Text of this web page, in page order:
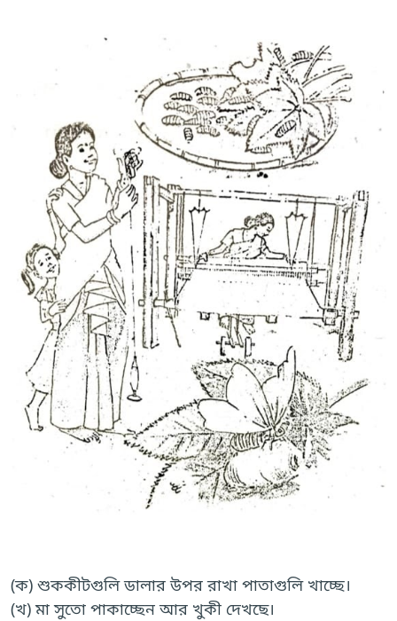
(ক) শুককীটগুলি ডালার উপর রাখা পাতাগুলি খাচ্ছে।
(খ) মা সুতো পাকাচ্ছেন আর খুকী দেখছে।